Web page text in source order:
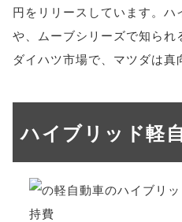
円をリリースしています。
や、ムーブシリーズで知ら
ダイハツ市場で、マツダは真
ハイブリッド軽